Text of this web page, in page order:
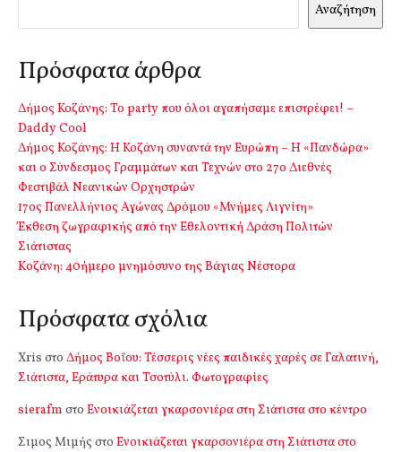
Αναζήτηση
Πρόσφατα άρθρα
Δήμος Κοζάνης: Το party που όλοι αγαπήσαμε επιστρέφει! –
Daddy Cool
Δήμος Κοζάνης: Η Κοζάνη συναντά την Ευρώπη – Η «Πανδώρα»
και ο Σύνδεσμος Γραμμάτων και Τεχνών στο 27ο Διεθνές
Φεστιβάλ Νεανικών Ορχηστρών
17ος Πανελλήνιος Αγώνας Δρόμου «Μνήμες Λιγνίτη»
Έκθεση ζωγραφικής από την Εθελοντική Δράση Πολιτών
Σιάτιστας
Kοζάνη: 40ήμερο μνημόσυνο της Βάγιας Νέστορα
Πρόσφατα σχόλια
Xris στο Δήμος Βοΐου: Τέσσερις νέες παιδικές χαρές σε Γαλατινή,
Σιάτιστα, Εράτυρα και Τσοτύλι. Φωτογραφίες
sierafm στο Ενοικιάζεται γκαρσονιέρα στη Σιάτιστα στο κέντρο
Σιμος Μιμής στο Ενοικιάζεται γκαρσονιέρα στη Σιάτιστα στο